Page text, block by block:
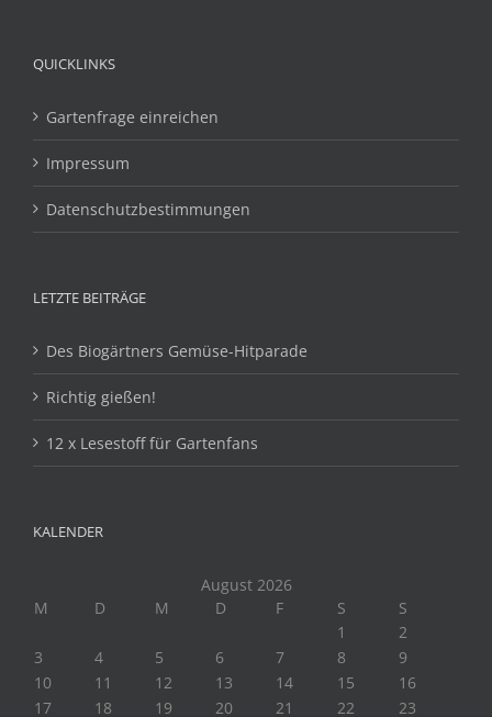
QUICKLINKS
Gartenfrage einreichen
Impressum
Datenschutzbestimmungen
LETZTE BEITRÄGE
Des Biogärtners Gemüse-Hitparade
Richtig gießen!
12 x Lesestoff für Gartenfans
KALENDER
August 2026
M
D M D F S
S
1
2
3
4 5 6 7 8
9
10
11 12 13 14 15
16
17
18 19 20 21 22 23